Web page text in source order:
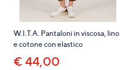
W.I.T.A. Pantaloni in viscosa, lino
e cotone con elastico
€ 44,00